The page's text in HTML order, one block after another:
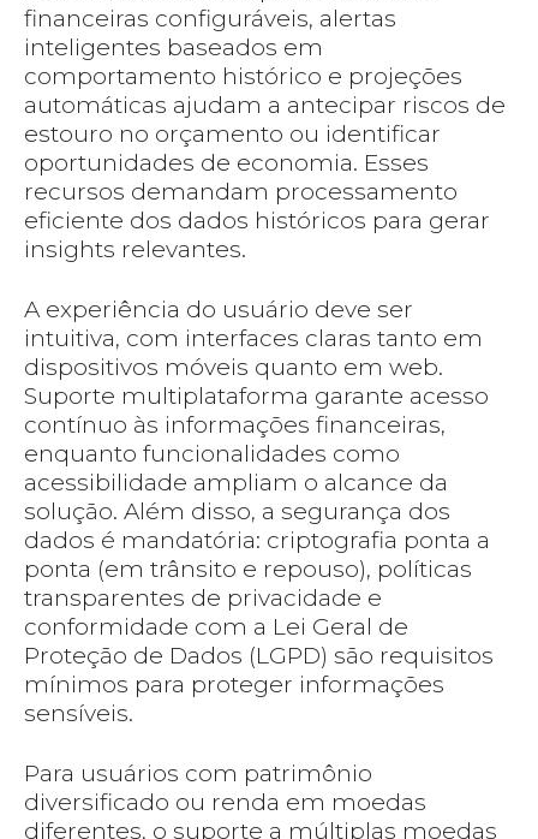
financeiras configuráveis, alertas
inteligentes baseados em
comportamento histórico e projeções
automáticas ajudam a antecipar riscos de
estouro no orçamento ou identificar
oportunidades de economia. Esses
recursos demandam processamento
eficiente dos dados históricos para gerar
insights relevantes.
A experiência do usuário deve ser
intuitiva, com interfaces claras tanto em
dispositivos móveis quanto em web.
Suporte multiplataforma garante acesso
contínuo às informações financeiras,
enquanto funcionalidades como
acessibilidade ampliam o alcance da
solução. Além disso, a segurança dos
dados é mandatória: criptografia ponta a
ponta (em trânsito e repouso), políticas
transparentes de privacidade e
conformidade com a Lei Geral de
Proteção de Dados (LGPD) são requisitos
mínimos para proteger informações
sensíveis.
Para usuários com patrimônio
diversificado ou renda em moedas
diferentes, o suporte a múltiplas moedas